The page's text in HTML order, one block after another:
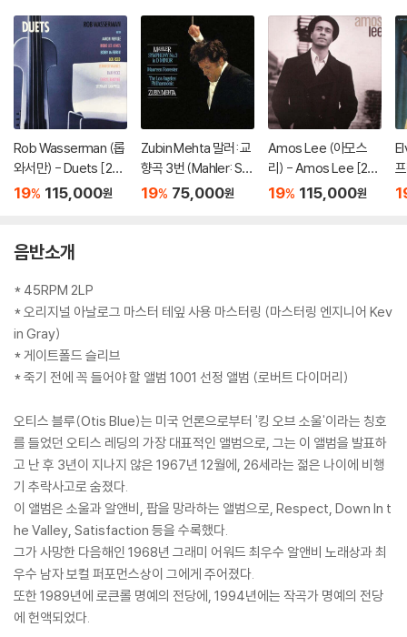
Rob Wasserman (롭
와서만) - Duets [2L
P]
19% 115,000원
Zubin Mehta 말러: 교
향곡 3번 (Mahler: Sy
mphony No. 3) [SA
19% 75,000원
Amos Lee (아모스
리) - Amos Lee [2L
P]
19% 115,000원
음반소개
* 45RPM 2LP
* 오리지널 아날로그 마스터 테잎 사용 마스터링 (마스터링 엔지니어 Kev
in Gray)
* 게이트폴드 슬리브
* 죽기 전에 꼭 들어야 할 앨범 1001 선정 앨범 (로버트 다이머리)
오티스 블루(Otis Blue)는 미국 언론으로부터 '킹 오브 소울'이라는 칭호
를 들었던 오티스 레딩의 가장 대표적인 앨범으로, 그는 이 앨범을 발표하
고 난 후 3년이 지나지 않은 1967년 12월에, 26세라는 젊은 나이에 비행
기 추락사고로 숨졌다.
이 앨범은 소울과 알앤비, 팝을 망라하는 앨범으로, Respect, Down In t
he Valley, Satisfaction 등을 수록했다.
그가 사망한 다음해인 1968년 그래미 어워드 최우수 알앤비 노래상과 최
우수 남자 보컬 퍼포먼스상이 그에게 주어졌다.
또한 1989년에 로큰롤 명예의 전당에, 1994년에는 작곡가 명예의 전당
에 헌액되었다.